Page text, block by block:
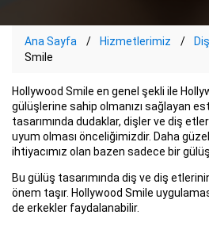
Ana Sayfa Hizmetlerimiz
Smile
Hollywood Smile en genel şekli ile
gülüşlerine sahip olmanızı sağlayan
tasarımında dudaklar, dişler ve diş
uyum olması önceliğimizdir. Daha
ihtiyacımız olan bazen sadece bir gülüş
Bu gülüş tasarımında diş ve diş
önem taşır. Hollywood Smile
de erkekler faydalanabilir.